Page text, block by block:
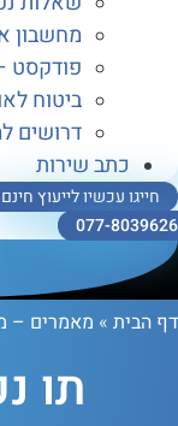
מחשבון אחוזי
פודקסט –
ביטוח לאומי
דרושים
שירות
לייעוץ חינם!
077-
» מאמרים – מימוש
תו